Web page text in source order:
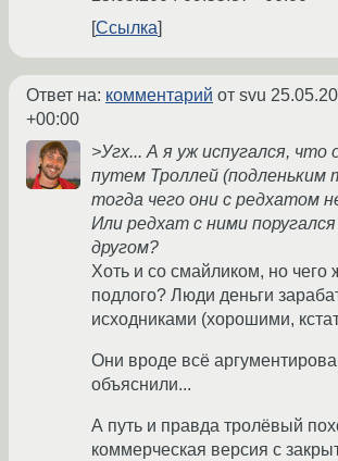
Ссылка
Ответ на: комментарий от svu
+00:00
>Угх... А я уж испугался, что
путем Троллей (подленьким
тогда чего они с редхатом
Или редхат с ними
другом?
Хоть и со смайликом, но чего
подлого? Люди деньги
исходниками (хорошими,
Они вроде всё
объяснили...
А путь и правда тролёвый
коммерческая версия с